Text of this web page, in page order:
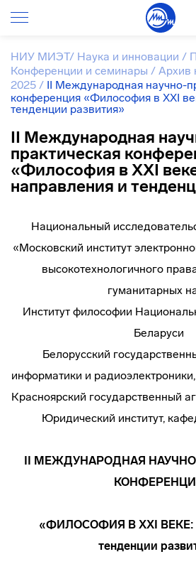
НИУ МИЭТ/ Наука и инновации /
Конференции и семинары / Архив
2025 / II Международная научно-
конференция «Философия в XXI
тенденции развития»
II Международная
практическая
«Философия в XXI
направления и
Национальный
«Московский институт
высокотехнологичного
гуманитарных
Институт философии
Беларуси
Белорусский
информатики и
Красноярский государственный
Юридический институт,
II МЕЖДУНАРОДНАЯ
«ФИЛОСОФИЯ В XXI ВЕКЕ:
тенденции